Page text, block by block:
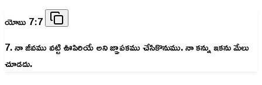
యోబు 7:7
7. నా జీవము వట్టి ఊపిరియే అని జ్ఞాపకము చేసికొనుము. నా కన్ను ఇకను మేలు
చూడదు.